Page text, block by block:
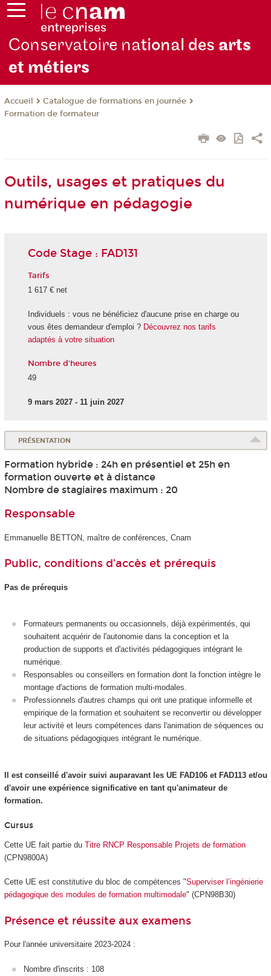
Conservatoire national des arts
et métiers
Accueil
Catalogue de formations en journée
Formation de formateur
Outils, usages et pratiques du
numérique en pédagogie
Code Stage : FAD131
Tarifs
1 617 € net
Individuels : vous ne bénéficiez d'aucune prise en charge ou
vous êtes demandeur d'emploi ? Découvrez nos tarifs
adaptés à votre situation
Nombre d'heures
49
9 mars 2027 - 11 juin 2027
PRÉSENTATION
Formation hybride : 24h en présentiel et 25h en
formation ouverte et à distance
Nombre de stagiaires maximum : 20
Responsable
Emmanuelle BETTON, maître de conférences, Cnam
Public, conditions d’accès et prérequis
Pas de prérequis
Formateurs permanents ou occasionnels, déjà expérimentés, qui
souhaitent acquérir de l'autonomie dans la conception et la
production de supports et d'activités pédagogiques intégrant le
numérique.
Responsables ou conseillers en formation dont la fonction intègre le
montage d'actions de formation multi-modales.
Professionnels d'autres champs qui ont une pratique informelle et
empirique de la formation et souhaitent se reconvertir ou développer
leur activité et leurs compétences dans l'animation de séquences ou
de situations pédagogiques intégrant le numérique.
Il est conseillé d'avoir suivi auparavant les UE FAD106 et FAD113 et/ou
d'avoir une expérience significative en tant qu'animateur de
formation.
Cursus
Cette UE fait partie du Titre RNCP Responsable Projets de formation
(CPN9800A)
Cette UE est constitutive du bloc de compétences "Superviser l’ingénierie
pédagogique des modules de formation multimodale" (CPN98B30)
Présence et réussite aux examens
Pour l'année universitaire 2023-2024 :
Nombre d'inscrits : 108